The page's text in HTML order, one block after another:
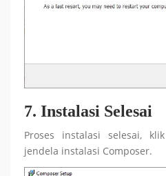
7. Instalasi Selesai
Proses instalasi selesai, klik
jendela instalasi Composer.